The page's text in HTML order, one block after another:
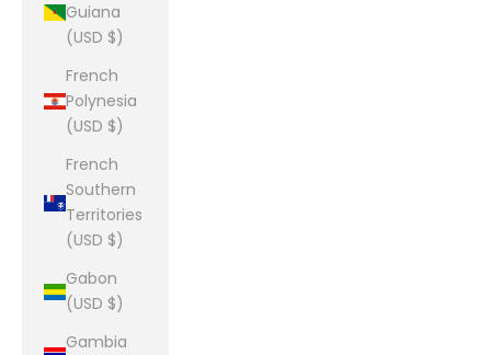
Guiana
(USD $)
French
Polynesia
(USD $)
French
Southern
Territories
(USD $)
Gabon
(USD $)
Gambia